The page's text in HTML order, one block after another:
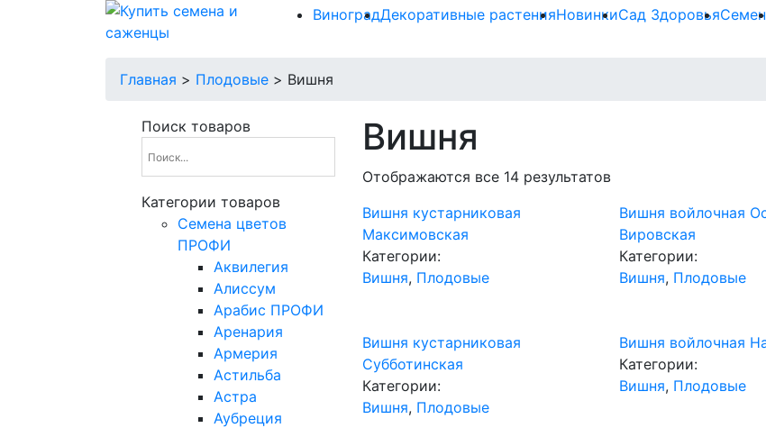
ВиноградДекоративные растенияНовинкиСад Здоровья
Главная > Плодовые > Вишня
Поиск товаров
Категории товаров
Cемена цветов
ПРОФИ
Аквилегия
Алиссум
Арабис ПРОФИ
Аренария
Армерия
Астильба
Астра
Аубреция
Вишня
Отображаются все 14 результатов
Вишня кустарниковая
Максимовская
Категории:
Вишня, Плодовые
Вишня войлочная
Вировская
Категории:
Вишня, Плодовые
Вишня кустарниковая
Субботинская
Категории:
Вишня, Плодовые
Вишня войлочная
Категории:
Вишня, Плодовые